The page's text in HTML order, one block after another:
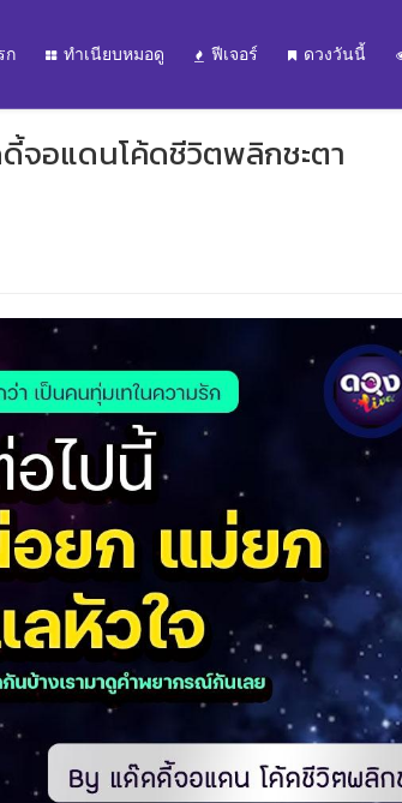
ก ทำเนียบหมอดู ฟีเจอร์ ดวงวันนี้
จอแดนโค้ดชีวิตพลิกชะตา